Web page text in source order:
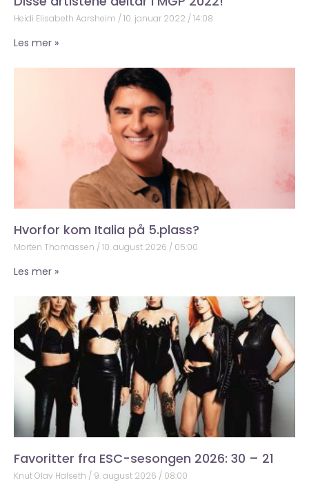
Heidi Elisabeth Aarsheim 10. januar 2022 14:08
Les mer »
Hvorfor kom Italia på 5.plass?
Morten Thomassen 10. august 2026 05:00
Les mer »
Favoritter fra ESC-sesongen 2026: 30 – 21
Knut Olav Halseth 9. august 2026 08:00